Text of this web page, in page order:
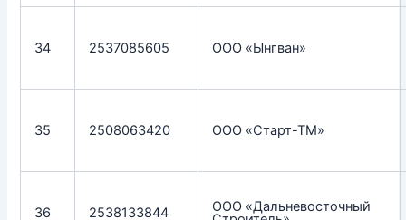
34 2537085605 ООО «Ынгван»
35 2508063420 ООО «Старт-ТМ»
36 2538133844 ООО «Дальневосточный